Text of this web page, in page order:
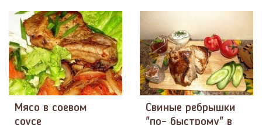
Мясо в соевом
соусе
Свиные ребрышки
"по- быстрому" в